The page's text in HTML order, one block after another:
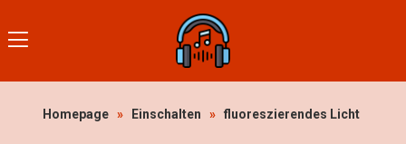
Homepage » Einschalten » fluoreszierendes Licht